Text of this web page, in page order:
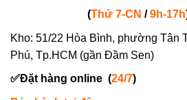
(Thứ 7-CN /9h-17h
Kho: 51/22 Hòa Bình, phường Tân
Phú, Tp.HCM (gần Đầm Sen)
✅Đặt hàng online (24/7)